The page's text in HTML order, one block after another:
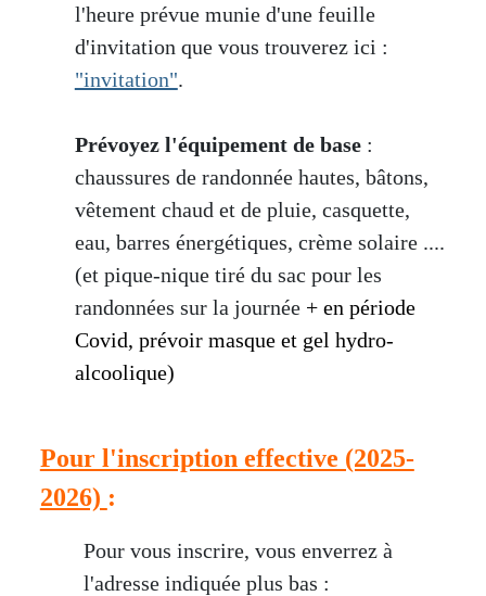
l'heure prévue munie d'une feuille
d'invitation que vous trouverez ici :
"invitation".
Prévoyez l'équipement de base:
chaussures de randonnée hautes, bâtons,
vêtement chaud et de pluie, casquette,
eau, barres énergétiques, crème solaire ....
(et pique-nique tiré du sac pour les
randonnées sur la journée + en période
Covid, prévoir masque et gel hydro-
alcoolique)
Pour l'inscription effective (2025-
2026) :
Pour vous inscrire, vous enverrez à
l'adresse indiquée plus bas :